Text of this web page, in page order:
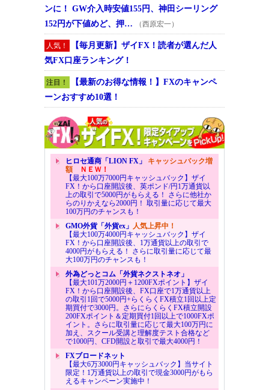
ンに！ GW介入時安値155円、神田シーリング
152円が下値めど、押…
（西原宏一）
人気！
【毎月更新】ザイFX！読者が選んだ人
気FX口座ランキング！
注目！
【最新のお得な情報！】FXのキャンペ
ーンおすすめ10選！
ヒロセ通商「LION FX」 キャッシュバック増
額ＮＥＷ！
【最大100万7000円キャッシュバック】ザイ
FX！から口座開設後、英ポンド/円1万通貨以
上の取引で5000円がもらえる！ さらに他社か
らのりかえなら2000円！ 取引量に応じて最大
100万円のチャンスも！
GMO外貨「外貨ex」 人気上昇中！
【最大100万4000円キャッシュバック】ザイ
FX！から口座開設後、1万通貨以上の取引で
4000円がもらえる！ さらに取引量に応じて最
大100万円のチャンスも！
外為どっとコム「外貨ネクストネオ」
【最大101万2000円＋1200FXポイント】ザイ
FX！から口座開設後、FX口座で1万通貨以上
の取引1回で5000円+らくらくFX積立1回以上定
期買付で3000円。さらにらくらくFX積立開設
200FXポイント＆定期買付1回以上で1000FXポ
イント。さらに取引量に応じて最大100万円に
加え、スクール受講と理解度テスト合格など
で1000円、CFD開設と取引で最大4000円！
FXブロードネット
【最大6万3000円キャッシュバック】当サイト
限定！1万通貨以上の取引で現金3000円がもら
えるキャンペーン実施中！